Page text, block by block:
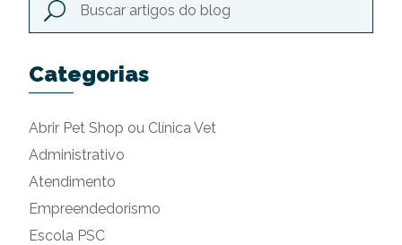
Categorias
Abrir Pet Shop ou Clínica Vet
Administrativo
Atendimento
Empreendedorismo
Escola PSC